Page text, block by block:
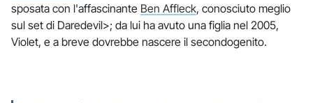
sposata con l'affascinante Ben Affleck, conosciuto meglio
sul set di Daredevil>; da lui ha avuto una figlia nel 2005,
Violet, e a breve dovrebbe nascere il secondogenito.